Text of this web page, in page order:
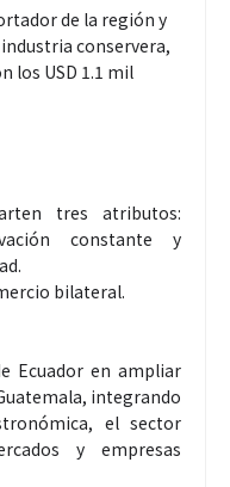
de la región y
conservera,
los USD 1.1 mil
tres atributos:
constante y
bilateral.
Ecuador en ampliar
integrando
el sector
y empresas